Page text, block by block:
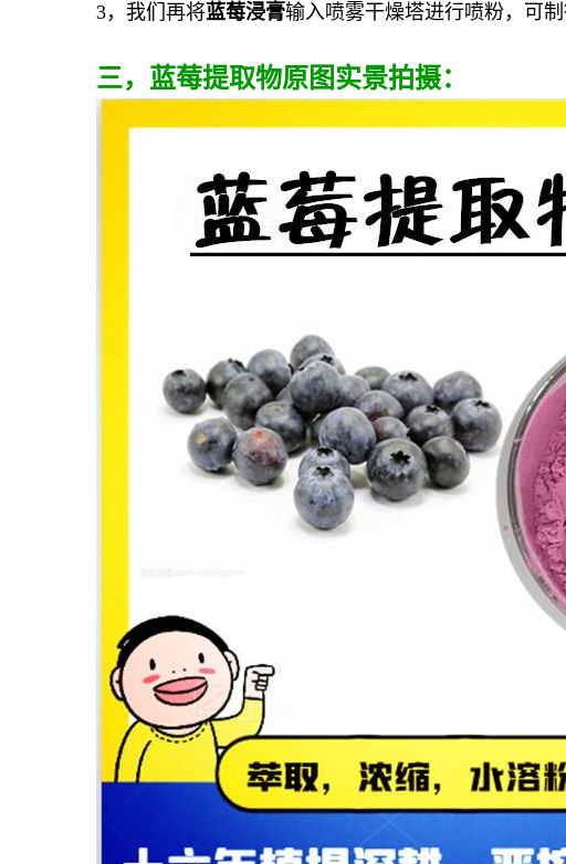
3，我们再将蓝莓浸膏输入喷雾干燥塔进行喷粉，可
三，蓝莓提取物原图实景拍摄：